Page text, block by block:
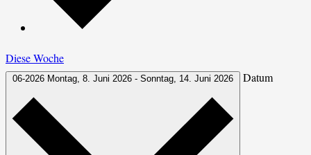
Diese Woche
06-2026 Montag, 8. Juni 2026 - Sonntag, 14. Juni 2026 Datum